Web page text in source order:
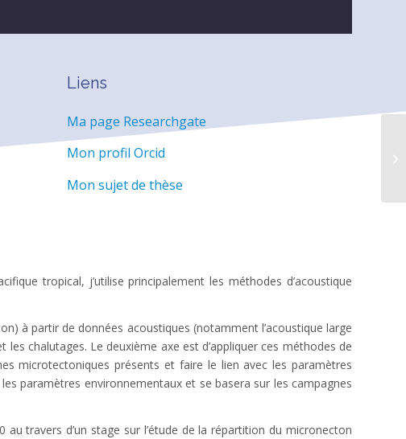
Liens
Ma page Researchgate
Mon profil Orcid
Mon sujet de thèse
tropical, j’utilise principalement les méthodes d’acoustique
à partir de données acoustiques (notamment l’acoustique large
chalutages. Le deuxième axe est d’appliquer ces méthodes de
microtectoniques présents et faire le lien avec les paramètres
paramètres environnementaux et se basera sur les campagnes
travers d’un stage sur l’étude de la répartition du micronecton